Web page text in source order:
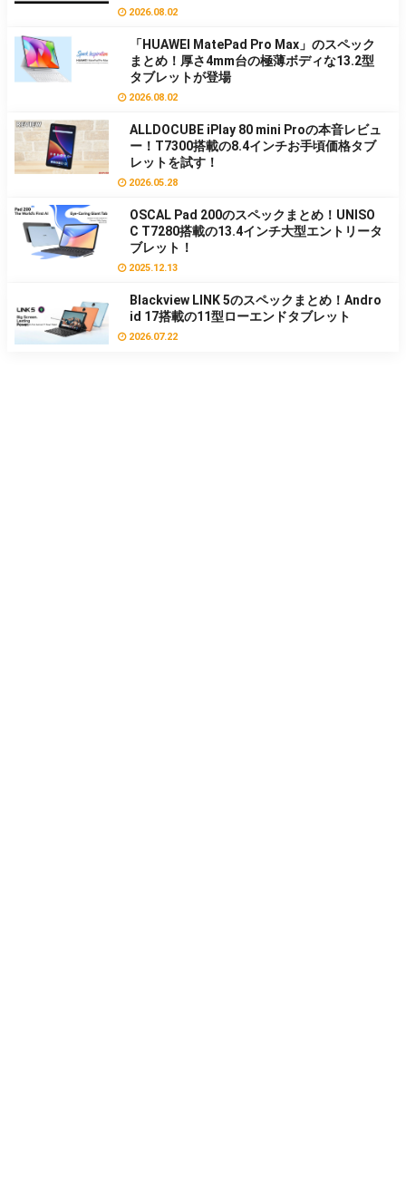
2026.08.02
「HUAWEI MatePad Pro Max」のスペック
まとめ！厚さ4mm台の極薄ボディな13.2型
タブレットが登場
2026.08.02
ALLDOCUBE iPlay 80 mini Proの本音レビュ
ー！T7300搭載の8.4インチお手頃価格タブ
レットを試す！
2026.05.28
OSCAL Pad 200のスペックまとめ！UNISO
C T7280搭載の13.4インチ大型エントリータ
ブレット！
2025.12.13
Blackview LINK 5のスペックまとめ！Andro
id 17搭載の11型ローエンドタブレット
2026.07.22